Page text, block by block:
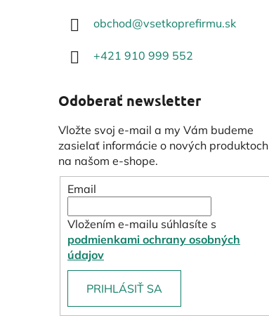
obchod@vsetkoprefirmu.sk
+421 910 999 552
Odoberať newsletter
Vložte svoj e-mail a my Vám budeme
zasielať informácie o nových produktoch
na našom e-shope.
Email
Vložením e-mailu súhlasíte s
podmienkami ochrany osobných
údajov
PRIHLÁSIŤ SA